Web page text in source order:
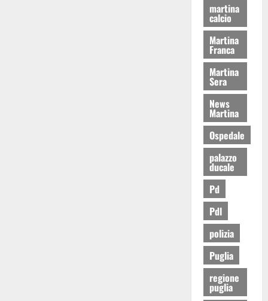
martina
calcio
Martina
Franca
Martina
Sera
News
Martina
Ospedale
palazzo
ducale
Pd
Pdl
polizia
Puglia
regione
puglia